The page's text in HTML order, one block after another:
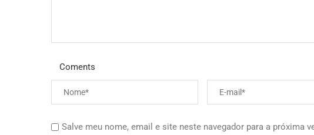
Coments
Salve meu nome, email e site neste navegador para a próxima